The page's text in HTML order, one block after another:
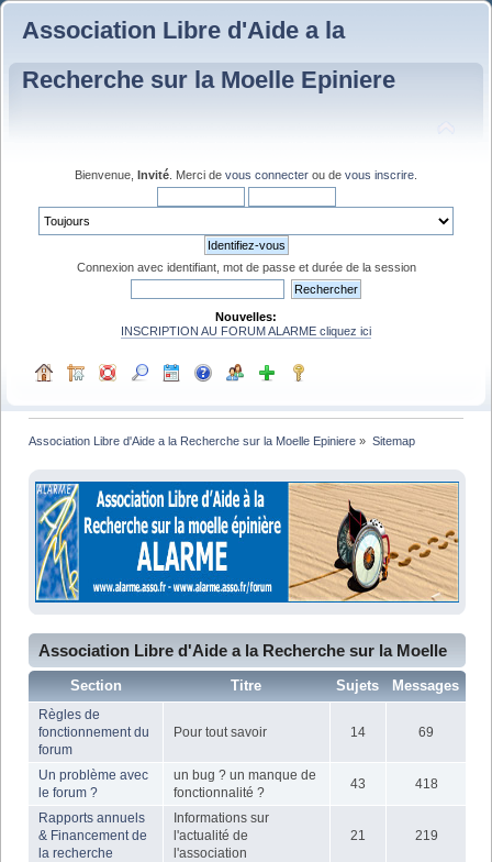
Association Libre d'Aide a la
Recherche sur la Moelle Epiniere
Bienvenue, Invité . Merci de vous connecter ou de vous inscrire
Connexion avec identifiant, mot de passe et durée de la session
Nouvelles:
INSCRIPTION AU FORUM ALARME cliquez ici
Association Libre d'Aide a la Recherche sur la Moelle Epiniere » Sitemap
Association Libre d'Aide a la Recherche sur la Moelle
Epiniere - Sitemap
Section Titre Sujets Messages
Règles de
fonctionnement du
forum
Pour tout savoir 14 69
Un problème avec
le forum ?
un bug ? un manque de
fonctionnalité ?
43 418
Rapports annuels
& Financement de
la recherche
Informations sur
l'actualité de
l'association
21 219